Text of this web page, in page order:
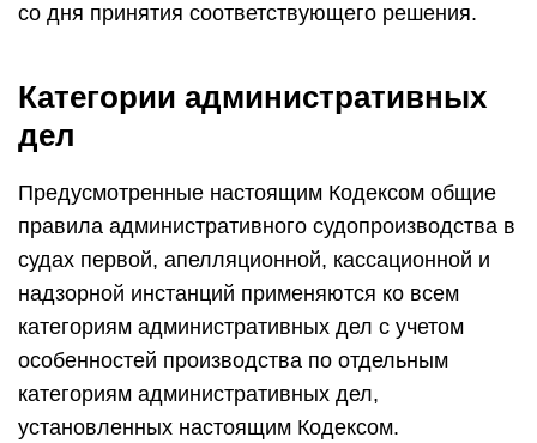
со дня принятия соответствующего решения.
Категории административных
дел
Предусмотренные настоящим Кодексом общие
правила административного судопроизводства в
судах первой, апелляционной, кассационной и
надзорной инстанций применяются ко всем
категориям административных дел с учетом
особенностей производства по отдельным
категориям административных дел,
установленных настоящим Кодексом.